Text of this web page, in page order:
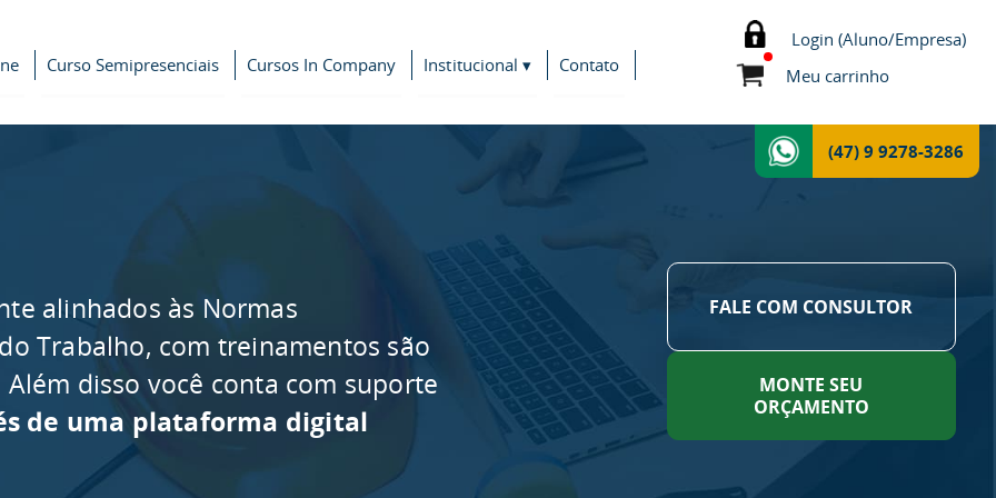
Curso Semipresenciais Cursos In Company Institucional ▾ Contato
Login (Aluno/Empresa)
Meu carrinho
(47) 9 9278-3286
alinhados às Normas
Trabalho, com treinamentos são
disso você conta com suporte
de uma plataforma digital
FALE COM CONSULTOR
MONTE SEU
ORÇAMENTO